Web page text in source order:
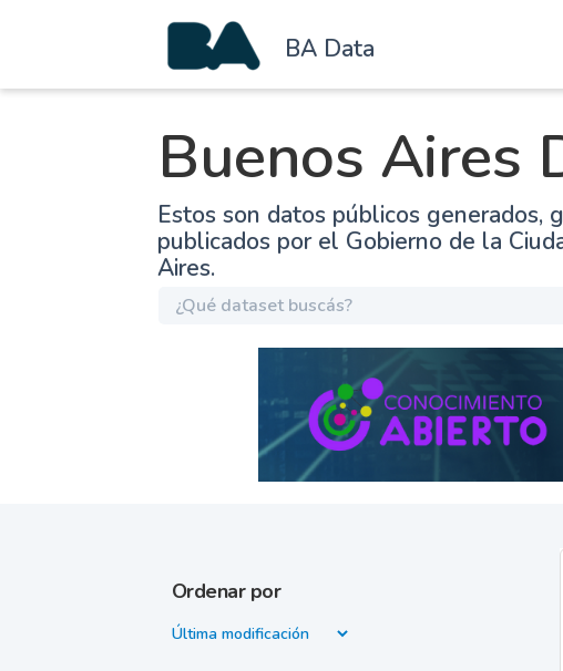
BA Data
Buenos Aires
Estos son datos públicos generados,
publicados por el Gobierno de la
Aires.
Ordenar por